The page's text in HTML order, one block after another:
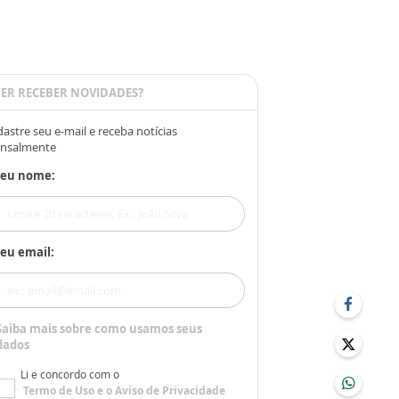
RECEBER NOVIDADES?
seu e-mail e receba notícias
nome:
email:
mais sobre como usamos seus
Li e concordo com o
Termo de Usoe oAviso de Privacidade